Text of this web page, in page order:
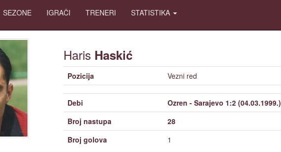
SEZONE IGRAČI TRENERI STATISTIKA
Haris Haskić
Pozicija Vezni red
Debi
Ozren - Sarajevo 1:2 (04.03.1999.)
Broj nastupa
28
Broj golova
1